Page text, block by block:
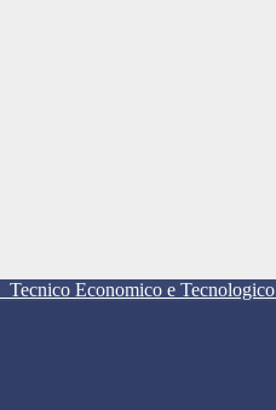
Tecnico Economico e Tecnologico